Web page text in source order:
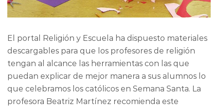
El portal Religión y Escuela ha dispuesto materiales
descargables para que los profesores de religión
tengan al alcance las herramientas con las que
puedan explicar de mejor manera a sus alumnos lo
que celebramos los católicos en Semana Santa. La
profesora Beatriz Martínez recomienda este